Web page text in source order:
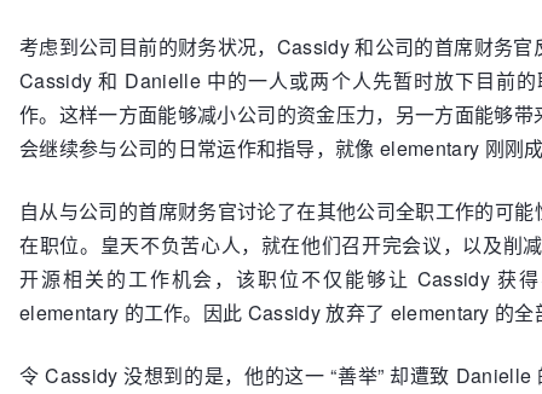
考虑到公司目前的财务状况，Cassidy 和公司的首席财务
Cassidy 和 Danielle 中的一人或两个人先暂时放下目前
作。这样一方面能够减小公司的资金压力，另一方面能够
会继续参与公司的日常运作和指导，就像 elementary 刚刚
自从与公司的首席财务官讨论了在其他公司全职工作的可
在职位。皇天不负苦心人，就在他们召开完会议，以及削
开源相关的工作机会，该职位不仅能够让 Cassidy 获
elementary 的工作。因此 Cassidy 放弃了 elementary 的
令 Cassidy 没想到的是，他的这一 “善举” 却遭致